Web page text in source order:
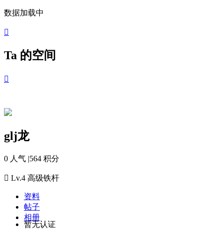
数据加载中

Ta 的空间

glj龙
0 人气 |564 积分
 Lv.4 高级铁杆
资料
帖子
相册
暂无认证